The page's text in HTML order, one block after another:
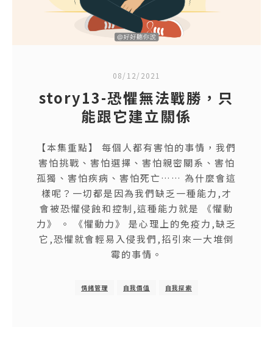
08/12/2021
story13-恐懼無法戰勝，只
能跟它建立關係
【本集重點】 每個人都有害怕的事情，我們
害怕挑戰、害怕選擇、害怕親密關系、害怕
孤獨、害怕疾病、害怕死亡…… 為什麼會這
樣呢？一切都是因為我們缺乏一種能力,才
會被恐懼侵蝕和控制,這種能力就是 《懼動
力》 。 《懼動力》 是心理上的免疫力,缺乏
它,恐懼就會輕易入侵我們,招引來一大堆倒
霉的事情。
情緒管理 自我價值 自我探索